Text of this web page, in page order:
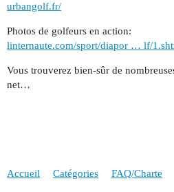
urbangolf.fr/
Photos de golfeurs en action:
linternaute.com/sport/diapor … lf/
Vous trouverez bien-sûr de
net…
Accueil Catégories FAQ/Charte